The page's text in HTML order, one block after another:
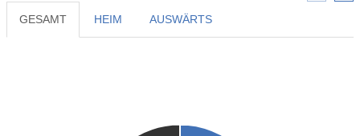
GESAMT HEIM AUSWÄRTS